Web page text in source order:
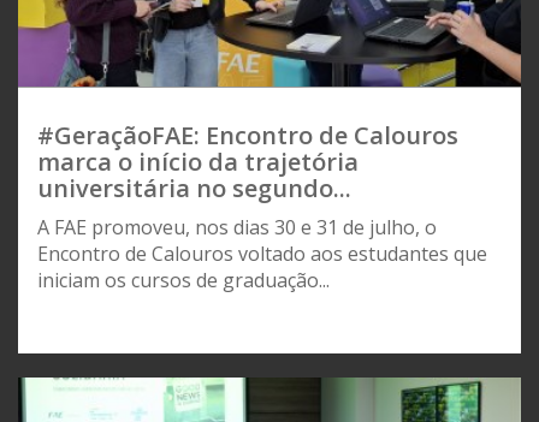
#GeraçãoFAE: Encontro de Calouros
marca o início da trajetória
universitária no segundo...
A FAE promoveu, nos dias 30 e 31 de julho, o
Encontro de Calouros voltado aos estudantes que
iniciam os cursos de graduação...